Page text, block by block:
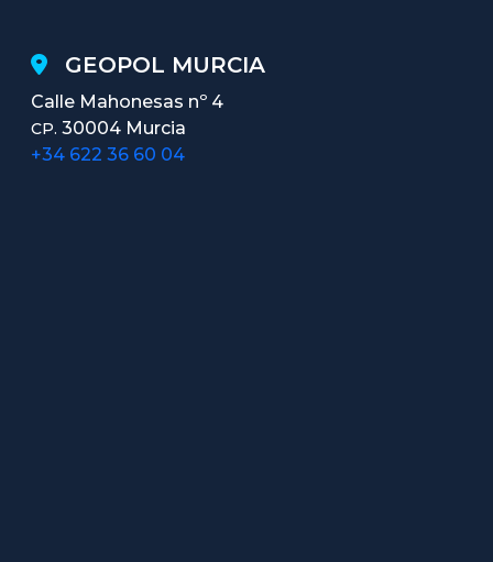
GEOPOL MURCIA
Calle Mahonesas nº 4
CP. 30004 Murcia
+34 622 36 60 04